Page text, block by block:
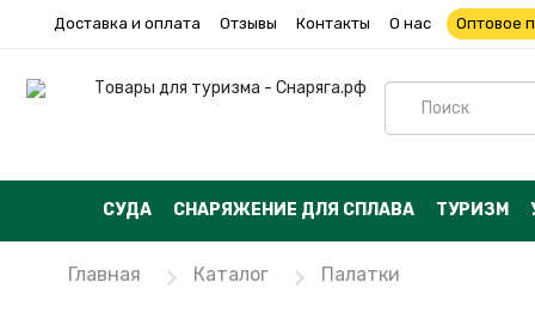
Доставка и оплата Отзывы Контакты О нас Оптовое
СУДА СНАРЯЖЕНИЕ ДЛЯ СПЛАВА ТУРИЗМ
Главная Каталог Палатки